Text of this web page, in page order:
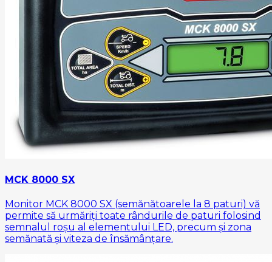
MCK 8000 SX
Monitor MCK 8000 SX (semănătoarele la 8 paturi) vă
permite să urmăriți toate rândurile de paturi folosind
semnalul roșu al elementului LED, precum și zona
semănată și viteza de însămânțare.